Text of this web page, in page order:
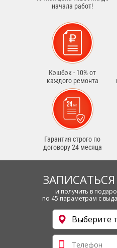
начала работ!
Кэшбэк - 10% от
каждого ремонта
Гарантия строго по
договору 24 месяца
и получить в
по 45 параметрам с